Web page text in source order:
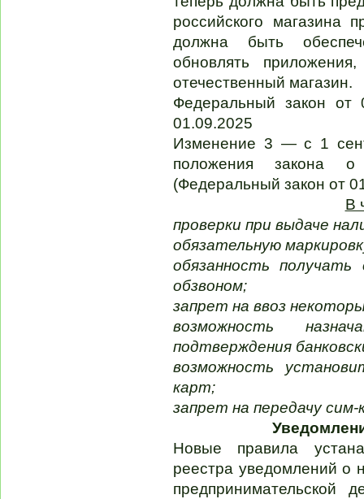
российского магазина
должна быть
обновлять
отечественный магазин.
Федеральный закон
01.09.2025
Изменение 3 — с 1
положения закона о
(Федеральный закон от
В
проверки при выдаче
обязательную
обязанность
обзвоном;
запрет на ввоз
возможность
подтверждения
возможность
карт;
запрет на передачу
Новые правила
реестра уведомлений о
предпринимательской